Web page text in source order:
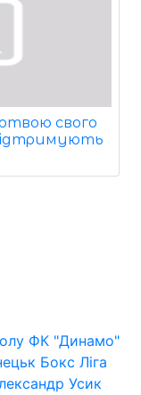
свого
ФК "Динамо"
Бокс Ліга
Усик